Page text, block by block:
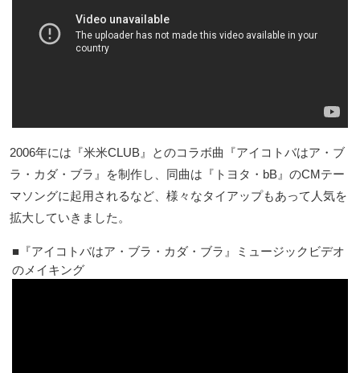
2006年には『米米CLUB』とのコラボ曲『アイコトバはア・ブ
ラ・カダ・ブラ』を制作し、同曲は『トヨタ・bB』のCMテー
マソングに起用されるなど、様々なタイアップもあって人気を
拡大していきました。
『アイコトバはア・ブラ・カダ・ブラ』ミュージックビデオ
のメイキング